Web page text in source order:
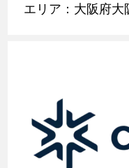
エリア：大阪府大